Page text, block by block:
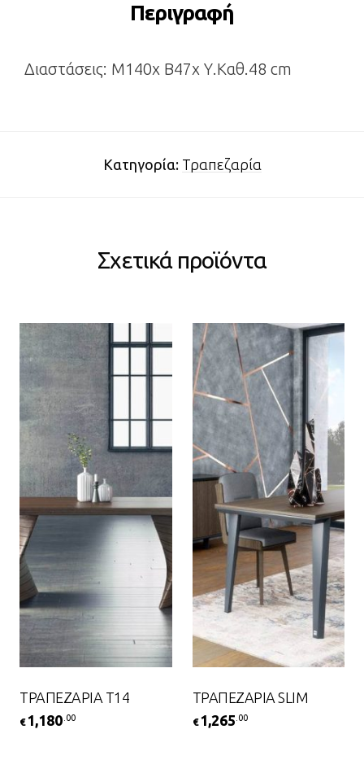
Περιγραφή
Διαστάσεις: Μ140x Β47x Υ.Καθ.48 cm
Κατηγορία: Τραπεζαρία
Σχετικά προϊόντα
ΤΡΑΠΕΖΑΡΙΑ Τ14
€ 1,180 .00
ΤΡΑΠΕΖΑΡΙΑ SLIM
€ 1,265 .00